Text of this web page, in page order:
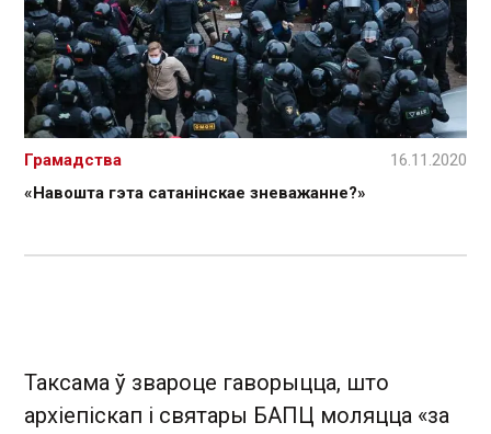
«Навошта гэта сатанінскае зневажанне?»
Грамадства 16.11.2020
Таксама ў звароце гаворыцца, што
архіепіскап і святары БАПЦ моляцца «за